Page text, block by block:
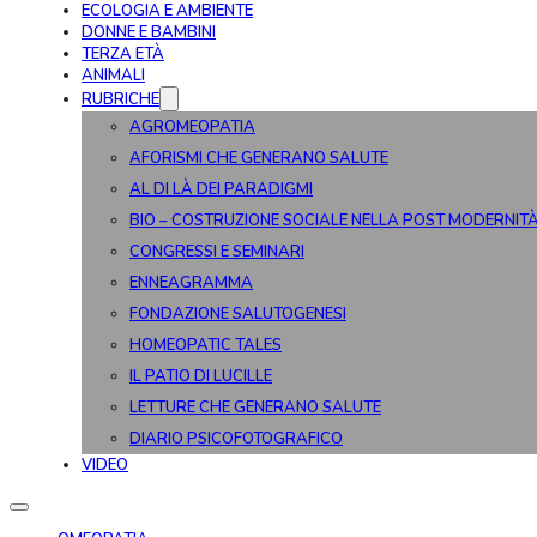
ECOLOGIA E AMBIENTE
DONNE E BAMBINI
TERZA ETÀ
ANIMALI
RUBRICHE
AGROMEOPATIA
AFORISMI CHE GENERANO SALUTE
AL DI LÀ DEI PARADIGMI
BIO – COSTRUZIONE SOCIALE NELLA POST
CONGRESSI E SEMINARI
ENNEAGRAMMA
FONDAZIONE SALUTOGENESI
HOMEOPATIC TALES
IL PATIO DI LUCILLE
LETTURE CHE GENERANO SALUTE
DIARIO PSICOFOTOGRAFICO
VIDEO